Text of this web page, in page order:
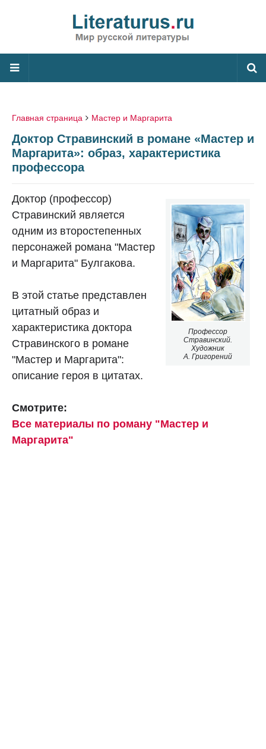
Главная страница Мастер и Маргарита
Доктор Стравинский в романе «Мастер и
Маргарита»: образ, характеристика
профессора
Профессор
Стравинский.
Художник
А. Григорений
Доктор (профессор)
Стравинский является
одним из второстепенных
персонажей романа "Мастер
и Маргарита" Булгакова.
В этой статье представлен
цитатный образ и
характеристика доктора
Стравинского в романе
"Мастер и Маргарита":
описание героя в цитатах.
Смотрите:
Все материалы по роману "Мастер и
Маргарита"